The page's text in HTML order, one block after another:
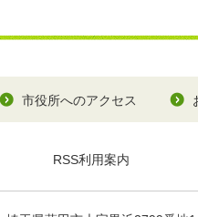
市役所へのアクセス
RSS利用案内